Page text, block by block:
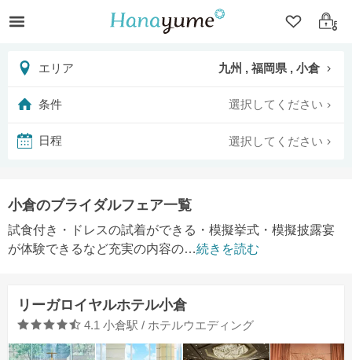
クリップ
ログ
エリア 九州 , 福岡県 , 小倉
条件 選択してください
日程 選択してください
小倉のブライダルフェア一覧
試食付き・ドレスの試着ができる・模擬挙式・模擬披露宴
が体験できるなど充実の内容の…続きを読む
リーガロイヤルホテル小倉
口コミ評価
4.1 小倉駅 / ホテルウエディング